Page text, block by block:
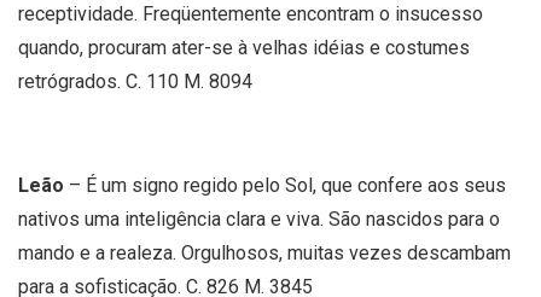
receptividade. Freqüentemente encontram o insucesso
quando, procuram ater-se à velhas idéias e costumes
retrógrados. C. 110 M. 8094
Leão – É um signo regido pelo Sol, que confere aos seus
nativos uma inteligência clara e viva. São nascidos para o
mando e a realeza. Orgulhosos, muitas vezes descambam
para a sofisticação. C. 826 M. 3845